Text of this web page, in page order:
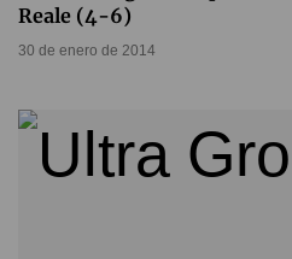
Reale (4-6)
30 de enero de 2014